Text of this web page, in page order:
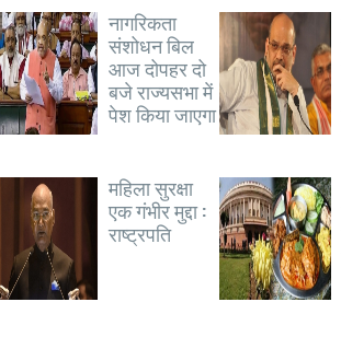
नागरिकता
संशोधन बिल
आज दोपहर दो
बजे राज्यसभा में
पेश किया जाएगा
महिला सुरक्षा
एक गंभीर मुद्दा :
राष्ट्रपति